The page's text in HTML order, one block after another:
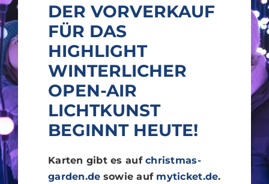
DER VORVERKAUF
FÜR DAS
HIGHLIGHT
WINTERLICHER
OPEN-AIR
LICHTKUNST
BEGINNT HEUTE!
Karten gibt es aufchristmas-
garden.de sowie auf myticket.de.